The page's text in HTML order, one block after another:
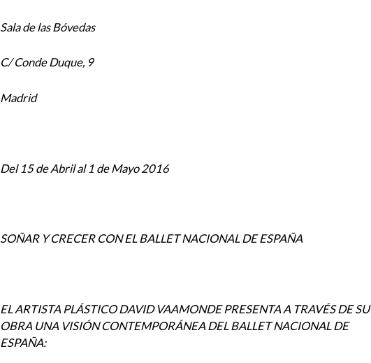
Sala de las Bóvedas
C/ Conde Duque, 9
Madrid
Del 15 de Abril al 1 de Mayo 2016
SOÑAR Y CRECER CON EL BALLET NACIONAL DE ESPAÑA
EL ARTISTA PLÁSTICO DAVID VAAMONDE PRESENTA A TRAVÉS DE SU
OBRA UNA VISIÓN CONTEMPORÁNEA DEL BALLET NACIONAL DE
ESPAÑA: